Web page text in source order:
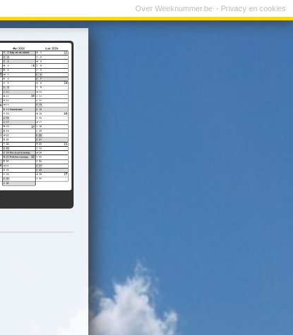
Over Weeknummer.be Privacy en cookies